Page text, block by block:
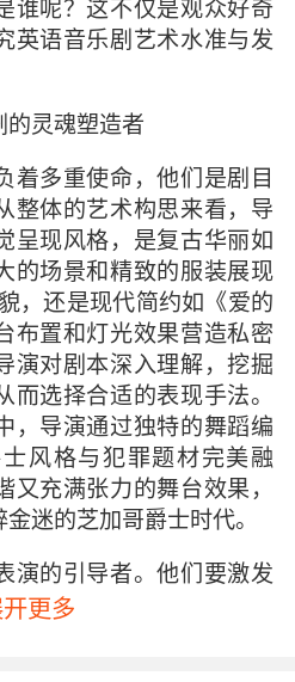
谁呢？这不仅是观众好奇
英语音乐剧艺术水准与发
灵魂塑造者
着多重使命，他们是剧目
整体的艺术构思来看，导
呈现风格，是复古华丽如
的场景和精致的服装展现
，还是现代简约如《爱的
布置和灯光效果营造私密
演对剧本深入理解，挖掘
选择合适的表现手法。
，导演通过独特的舞蹈编
风格与犯罪题材完美融
充满张力的舞台效果，
迷的芝加哥爵士时代。
演的引导者。他们要激发
确把握角色的性格、情感
更多